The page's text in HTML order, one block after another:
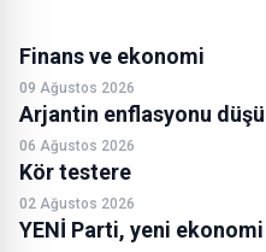
Finans ve ekonomi
09 Ağustos 2026
Arjantin enflasyonu
06 Ağustos 2026
Kör testere
02 Ağustos 2026
YENİ Parti, yeni ekonomi